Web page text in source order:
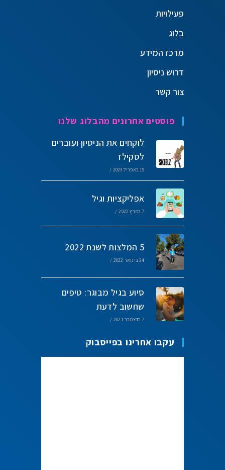
פעילויות
בלוג
מרכז המידע
דרוש ניסיון
צור קשר
פוסטים אחרונים מהבלוג שלנו
לוקחים את הניסיון ועוברים
לסקילז
19 באפריל 2023 /
אפליקציות וגיל
7 במרץ 2022 /
5 המלצות לשנת 2022
24 בינואר 2022 /
סיוע בגיל מבוגר: טיפים
שחשוב לדעת
7 בדצמבר 2021 /
עקבו אחרינו בפייסבוק